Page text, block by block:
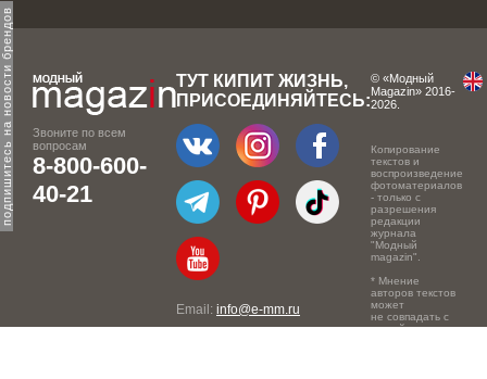
подпишитесь на новости брендов
Звоните по всем
вопросам
8-800-600-
40-21
ТУТ КИПИТ ЖИЗНЬ,
ПРИСОЕДИНЯЙТЕСЬ:
Email: info@e-mm.ru
© «Модный
Magazin» 2016-
2026.
Копирование
текстов и
воспроизведение
фотоматериалов
- только с
разрешения
редакции
журнала
"Модный
magazin".
* Мнение
авторов текстов
может
не совпадать с
точкой зрения